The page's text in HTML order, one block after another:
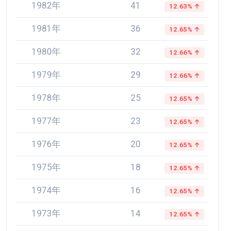
1982年 41 12.63% ↑
1981年 36 12.65% ↑
1980年 32 12.66% ↑
1979年 29 12.66% ↑
1978年 25 12.65% ↑
1977年 23 12.65% ↑
1976年 20 12.65% ↑
1975年 18 12.65% ↑
1974年 16 12.65% ↑
1973年 14 12.65% ↑